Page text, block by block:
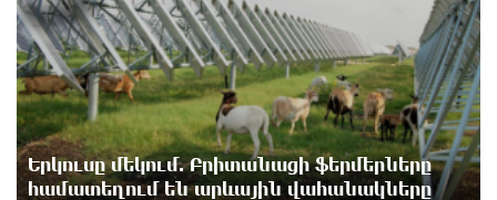
Չհանե´ս խաչդ, Հայաստան աշխարհ․ Ուժեղ
Հայաստան
18 ժամ առաջ
Սիցիլիայի օդանավակայանը փակվել է Էթնա
հրաբխի ժայթքման պատճառով
18 ժամ առաջ
Երկուսը մեկում. Բրիտանացի ֆերմերները
համատեղում են արևային վահանակները